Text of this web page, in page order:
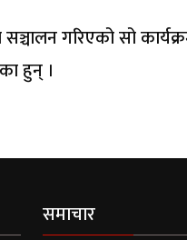
गरिएको सो
हुन् ।
समाचार